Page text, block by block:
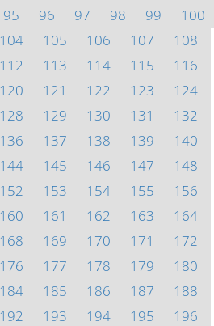
95 96 97 98 99
100
104 105 106 107
108
112 113 114 115
116
120 121 122 123
124
128 129 130 131
132
136 137 138 139
140
144 145 146 147
148
152 153 154 155
156
160 161 162 163
164
168 169 170 171
172
176 177 178 179
180
184 185 186 187
188
192 193 194 195
196